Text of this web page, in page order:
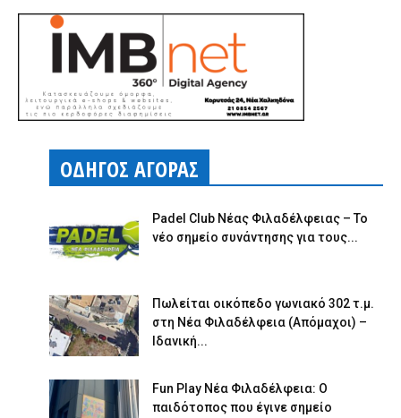
ΟΔΗΓΟΣ ΑΓΟΡΑΣ
Padel Club Νέας Φιλαδέλφειας – Το
νέο σημείο συνάντησης για τους...
Πωλείται οικόπεδο γωνιακό 302 τ.μ.
στη Νέα Φιλαδέλφεια (Απόμαχοι) –
Ιδανική...
Fun Play Νέα Φιλαδέλφεια: Ο
παιδότοπος που έγινε σημείο